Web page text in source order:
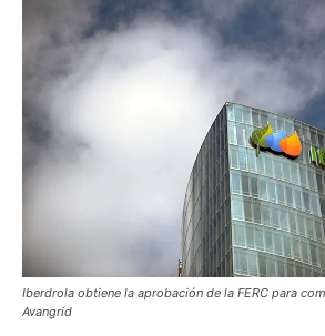
Iberdrola obtiene la aprobación de la FERC para
Avangrid